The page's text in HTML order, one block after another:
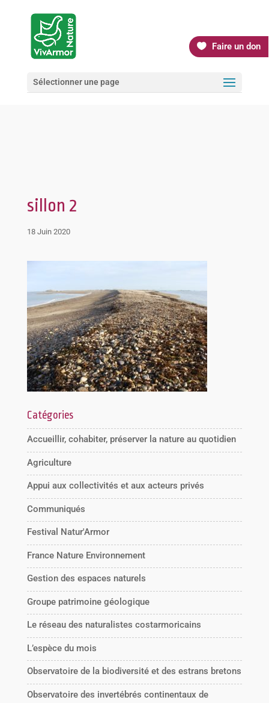
Faire un don
Sélectionner une page
sillon 2
18 Juin 2020
Catégories
Accueillir, cohabiter, préserver la nature au quotidien
Agriculture
Appui aux collectivités et aux acteurs privés
Communiqués
Festival Natur'Armor
France Nature Environnement
Gestion des espaces naturels
Groupe patrimoine géologique
Le réseau des naturalistes costarmoricains
L’espèce du mois
Observatoire de la biodiversité et des estrans bretons
Observatoire des invertébrés continentaux de